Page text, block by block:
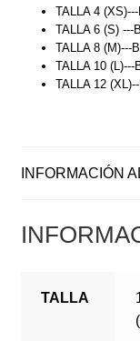
TALLA 4
TALLA 6 (S) ---
TALLA 8 (M)---
TALLA 10 (L)---
TALLA 12
INFORMACIÓN
TALLA